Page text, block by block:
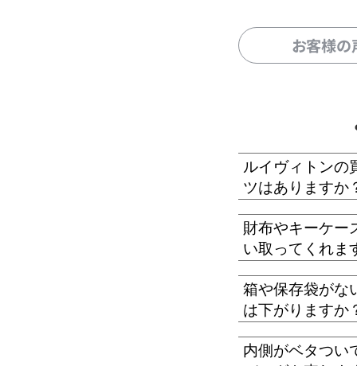
お客様
ルイヴィトンの
ツはありますか
財布やキーケー
い取ってくれま
箱や保存袋がな
は下がりますか
内側がベタつい